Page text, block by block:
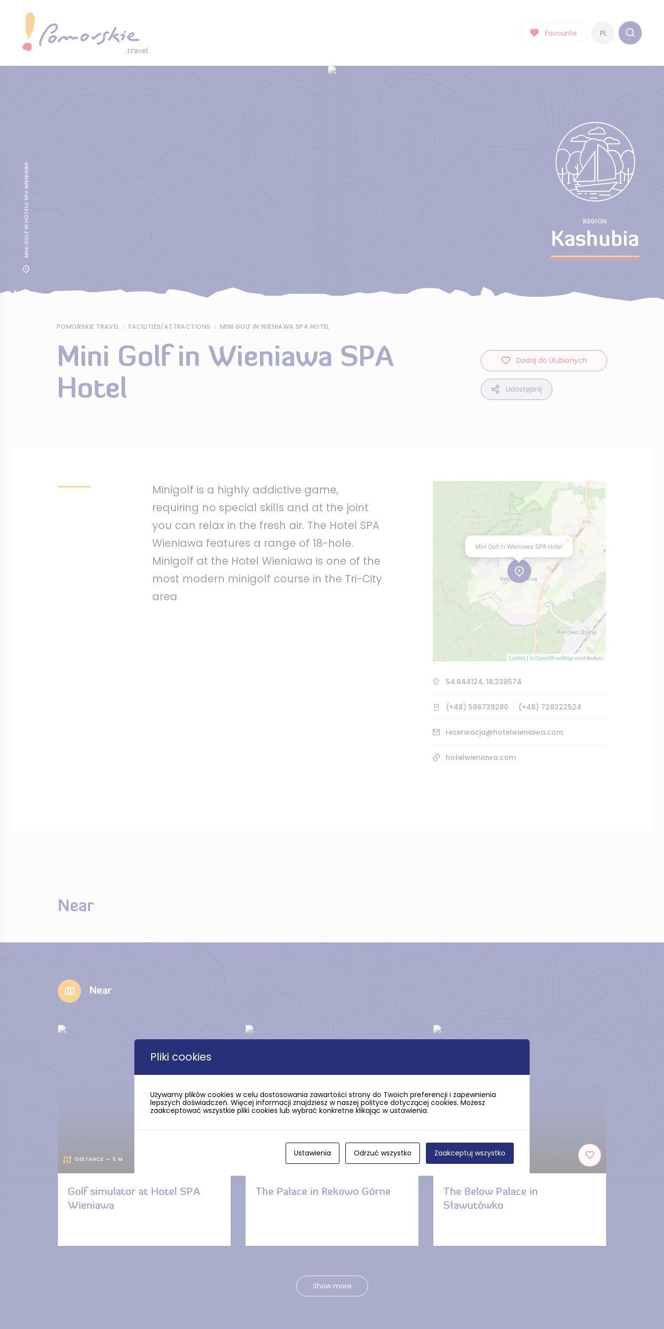
Favourite PL
REGION
Kashubia
MINI GOLF W HOTELU SPA WIENIAWA
POMORSKIE TRAVEL FACILITIES/ATTRACTIONS MINI GOLF IN WIENIAWA SPA HOTEL
Mini Golf in Wieniawa SPA
Hotel
Dodaj do Ulubionych
Udostępnij
Minigolf is a highly addictive game,
requiring no special skills and at the joint
you can relax in the fresh air. The Hotel SPA
Wieniawa features a range of 18-hole.
Minigolf at the Hotel Wieniawa is one of the
most modern minigolf course in the Tri-City
area
Mini Golf in Wieniawa SPA Hotel
×
Leaflet | ©OpenStreetMapcontributors
54.644124, 18.338574
(+48) 586739280 (+48) 728322524
rezerwacja@hotelwieniawa.com
hotelwieniawa.com
Near
Near
DISTANCE — 5 M
Golf simulator at Hotel SPA
Wieniawa
The Palace in Rekowo Górne
DISTANCE — 2.3 KM
The Below Palace in
Sławutówko
Show more
Pliki cookies
Używamy plików cookies w celu dostosowania zawartości strony do Twoich preferencji i zapewnienia
lepszych doświadczeń. Więcej informacji znajdziesz w naszej polityce dotyczącej cookies. Możesz
zaakceptować wszystkie pliki cookies lub wybrać konkretne klikając w ustawienia.
Ustawienia Odrzuć wszystko Zaakceptuj wszystko